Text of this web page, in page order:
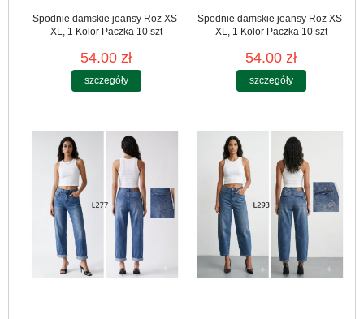
Spodnie damskie jeansy Roz XS-
XL, 1 Kolor Paczka 10 szt
54.00 zł
szczegóły
Spodnie damskie jeansy Roz XS-
XL, 1 Kolor Paczka 10 szt
54.00 zł
szczegóły